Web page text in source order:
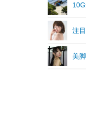
注
美